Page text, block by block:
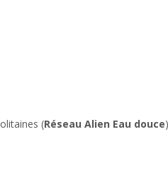
(Réseau Alien Eau douce)